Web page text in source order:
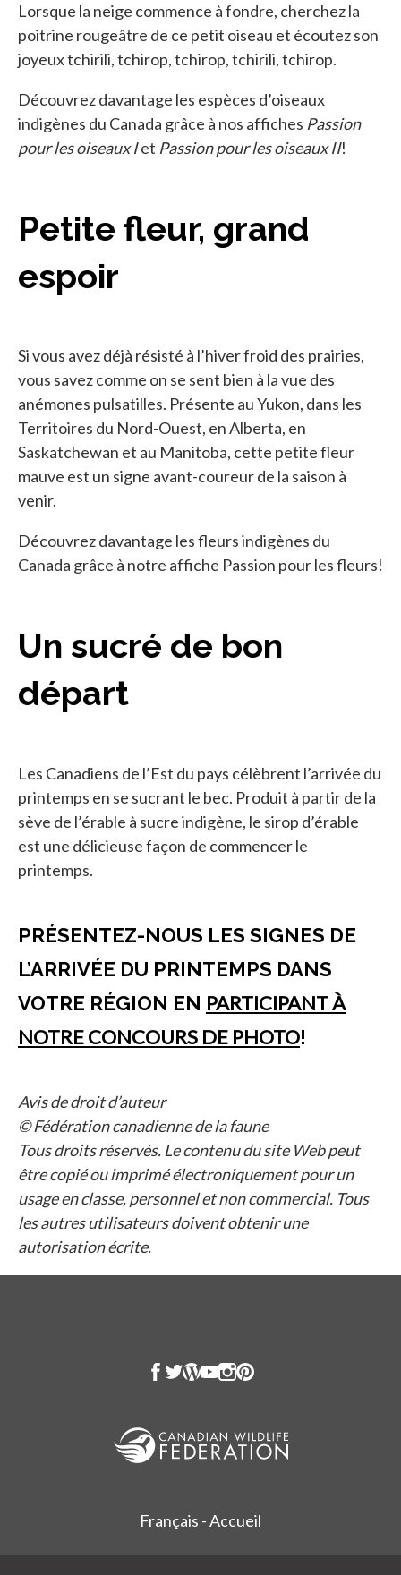
Lorsque la neige commence à fondre, cherchez la
poitrine rougeâtre de ce petit oiseau et écoutez son
joyeux tchirili, tchirop, tchirop, tchirili, tchirop.
Découvrez davantage les espèces d’oiseaux
indigènes du Canada grâce à nos affiches Passion
pour les oiseaux Iet Passion pour les oiseaux II!
Petite fleur, grand
espoir
Si vous avez déjà résisté à l’hiver froid des prairies,
vous savez comme on se sent bien à la vue des
anémones pulsatilles. Présente au Yukon, dans les
Territoires du Nord-Ouest, en Alberta, en
Saskatchewan et au Manitoba, cette petite fleur
mauve est un signe avant-coureur de la saison à
venir.
Découvrez davantage les fleurs indigènes du
Canada grâce à notre affiche Passion pour les fleurs!
Un sucré de bon
départ
Les Canadiens de l’Est du pays célèbrent l’arrivée du
printemps en se sucrant le bec. Produit à partir de la
sève de l’érable à sucre indigène, le sirop d’érable
est une délicieuse façon de commencer le
printemps.
PRÉSENTEZ-NOUS LES SIGNES DE
L’ARRIVÉE DU PRINTEMPS DANS
VOTRE RÉGION EN PARTICIPANT À
NOTRE CONCOURS DE PHOTO!
Avis de droit d’auteur
© Fédération canadienne de la faune
Tous droits réservés. Le contenu du site Web peut
être copié ou imprimé électroniquement pour un
usage en classe, personnel et non commercial. Tous
les autres utilisateurs doivent obtenir une
autorisation écrite.
Français - Accueil